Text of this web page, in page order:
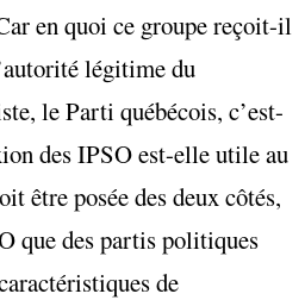
en quoi ce groupe reçoit-il
légitime du
le Parti québécois, c’est-
des IPSO est-elle utile au
être posée des deux côtés,
que des partis politiques
de